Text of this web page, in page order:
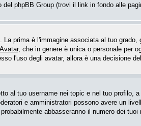
phpBB Group (trovi il link in fondo alle
prima è l'immagine associata al tuo
Avatar, che in genere è unica o personale per
l'uso degli avatar, allora è una decisione
al tuo username nei topic e nel tuo
e amministratori possono avere un
abbasseranno il numero dei tuoi